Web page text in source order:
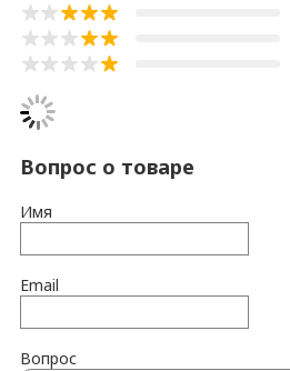
Вопрос о товаре
Имя
Email
Вопрос